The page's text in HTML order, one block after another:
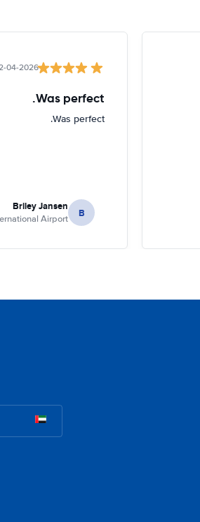
04-2026
Was perfect.
Was perfect.
B
Briley Jansen
Airport